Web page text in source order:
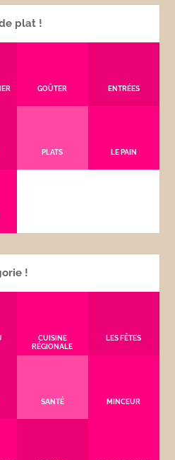
plat !
GOÛTER ENTRÉES
PLATS LE PAIN
!
CUISINE
RÉGIONALE
LES FÊTES
SANTÉ MINCEUR